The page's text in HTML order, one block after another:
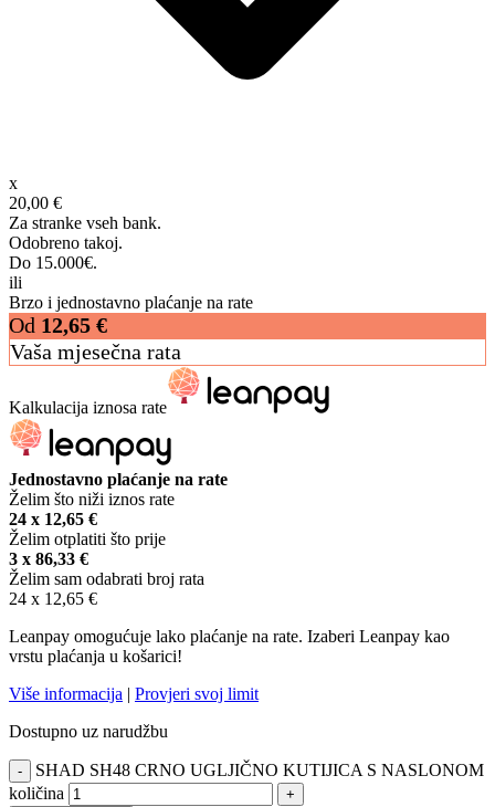
x
20,00 €
Za stranke vseh bank.
Odobreno takoj.
Do 15.000€.
ili
Brzo i jednostavno plaćanje na rate
Od 12,65 €
Vaša mjesečna rata
Kalkulacija iznosa rate
Jednostavno plaćanje na rate
Želim što niži iznos rate
24 x 12,65 €
Želim otplatiti što prije
3 x 86,33 €
Želim sam odabrati broj rata
24 x 12,65 €
Leanpay omogućuje lako plaćanje na rate. Izaberi Leanpay kao
vrstu plaćanja u košarici!
Više informacija | Provjeri svoj limit
Dostupno uz narudžbu
-
SHAD SH48 CRNO UGLJIČNO KUTIJICA S NASLONOM
količina
+